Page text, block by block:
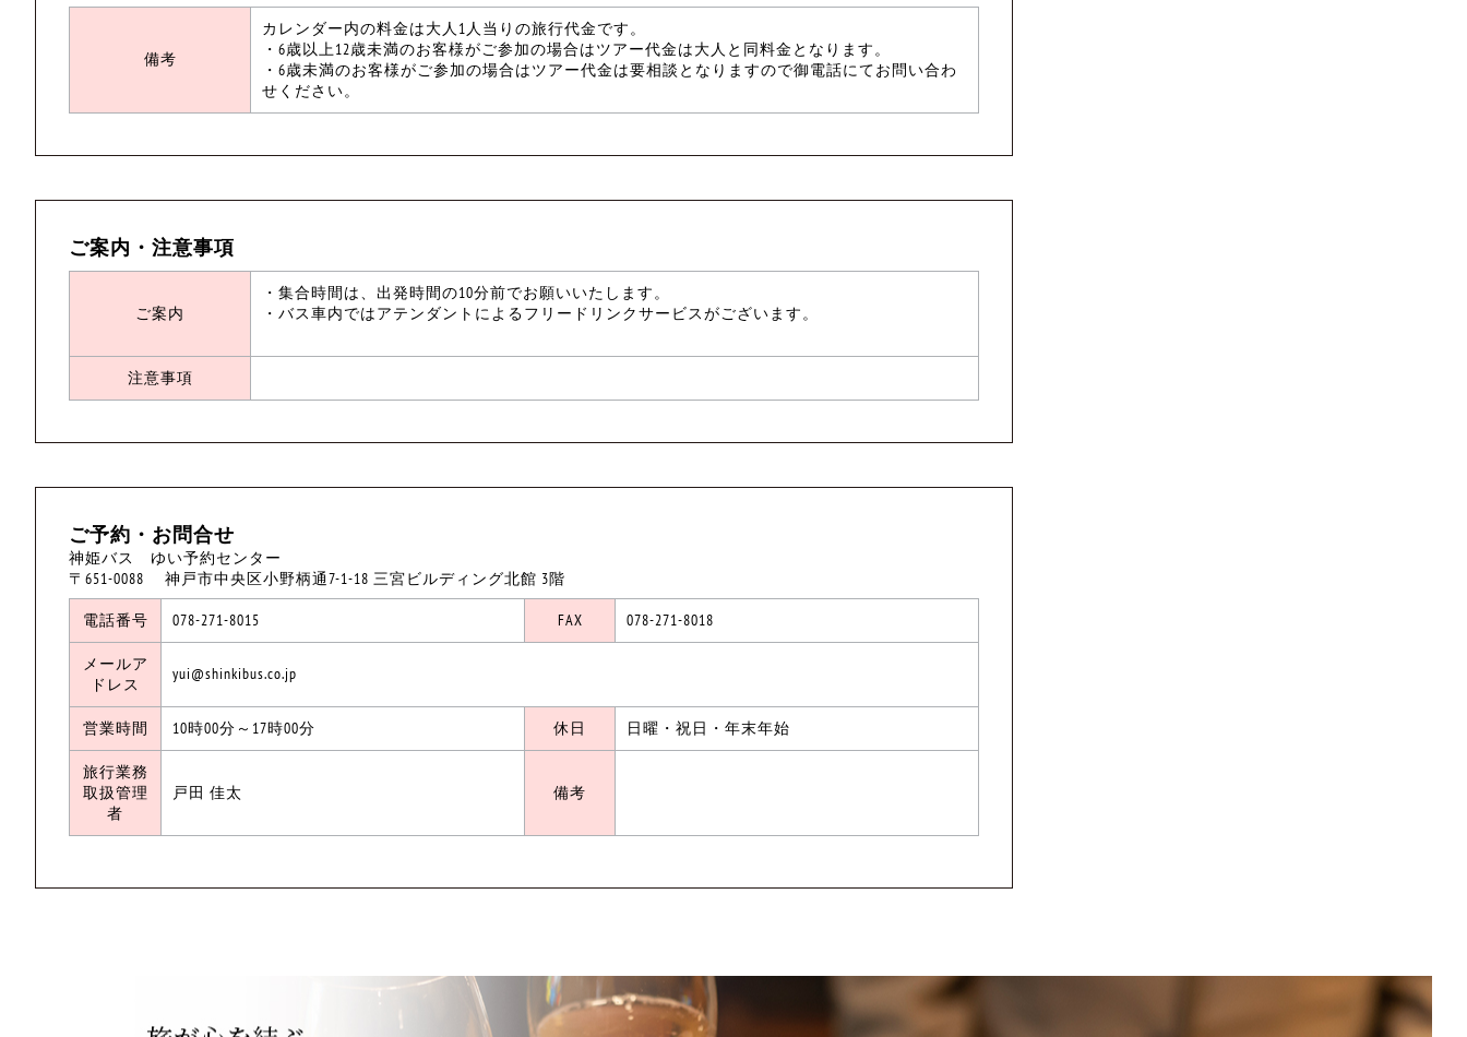
備考
カレンダー内の料金は大人1人当りの旅行代金です。
・6歳以上12歳未満のお客様がご参加の場合はツアー代金は大人と同料金となります。
・6歳未満のお客様がご参加の場合はツアー代金は要相談となりますので御電話にてお問い合わ
せください。
ご案内・注意事項
ご案内
・集合時間は、出発時間の10分前でお願いいたします。
・バス車内ではアテンダントによるフリードリンクサービスがございます。
注意事項
ご予約・お問合せ
神姫バス ゆい予約センター
〒651-0088 神戸市中央区小野柄通7-1-18 三宮ビルディング北館 3階
電話番号 078-271-8015 FAX 078-271-8018
メールア
ドレス
yui@shinkibus.co.jp
営業時間 10時00分～17時00分 休日 日曜・祝日・年末年始
旅行業務
取扱管理
者
戸田 佳太 備考